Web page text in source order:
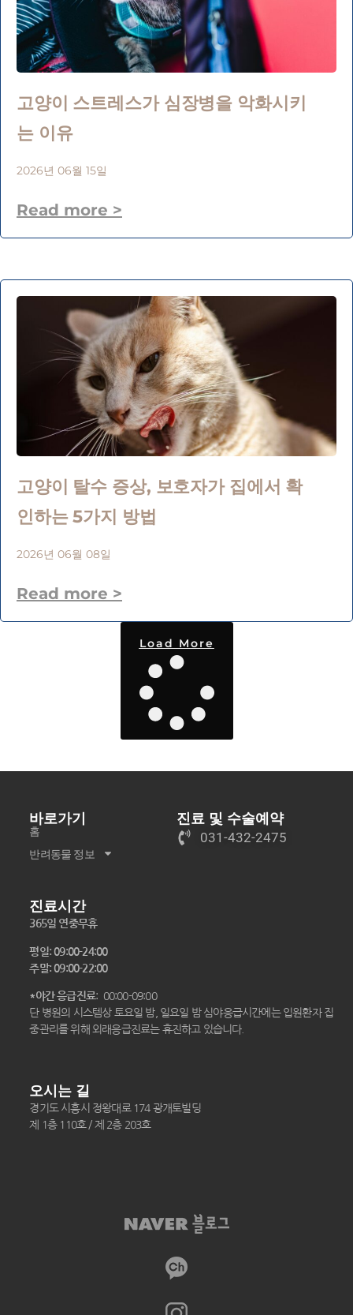
고양이 스트레스가 심장병을 악화시키
는 이유
2026년 06월 15일
Read more >
고양이 탈수 증상, 보호자가 집에서 확
인하는 5가지 방법
2026년 06월 08일
Read more >
Load More
바로가기
홈
반려동물 정보
진료 및 수술예약
031-432-2475
진료시간
365일 연중무휴
평일: 09:00-24:00
주말: 09:00-22:00
*야간 응급진료: 00:00-09:00
단 병원의 시스템상 토요일 밤, 일요일 밤 심야응급시간에는 입원환자 집
중관리를 위해 외래응급진료는 휴진하고 있습니다.
오시는 길
경기도 시흥시 정왕대로 174 광개토빌딩
제 1층 110호 / 제 2층 203호